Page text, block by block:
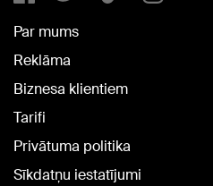
Par mums
Reklāma
Biznesa klientiem
Tarifi
Privātuma politika
Sīkdatņu iestatījumi